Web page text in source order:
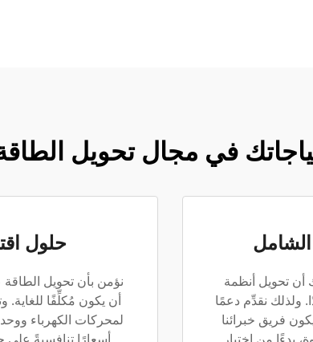
في مجال تحويل
تحويل أنظمة
ولذلك نقدِّم دعمًا
فريق خبرائنا
حلول
نؤمن بأن تحويل الطاقة
أن يكون مُكلِّفًا للغاية.
لمحركات الكهرباء